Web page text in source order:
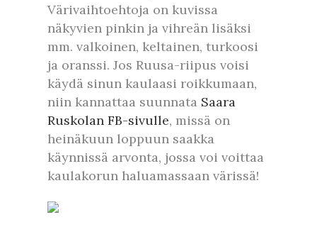
Värivaihtoehtoja on kuvissa
näkyvien pinkin ja vihreän lisäksi
mm. valkoinen, keltainen, turkoosi
ja oranssi. Jos Ruusa-riipus voisi
käydä sinun kaulaasi roikkumaan,
niin kannattaa suunnata Saara
Ruskolan FB-sivulle, missä on
heinäkuun loppuun saakka
käynnissä arvonta, jossa voi voittaa
kaulakorun haluamassaan värissä!